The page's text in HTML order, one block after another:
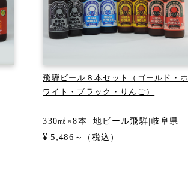
飛騨ビール８本セット（ゴールド・ホ
ワイト・ブラック・りんご）
330㎖×8本 |地ビール飛騨|岐阜県
¥ 5,486 ～（税込）